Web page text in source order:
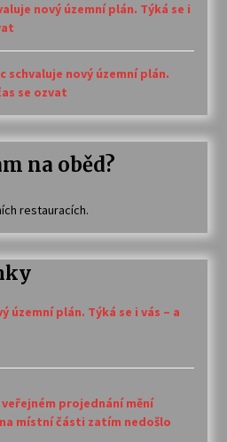
nový územní plán. Týká se i
schvaluje nový územní plán.
se ozvat
na oběd?
restauracích.
územní plán. Týká se i vás – a
veřejném projednání mění
místní části zatím nedošlo